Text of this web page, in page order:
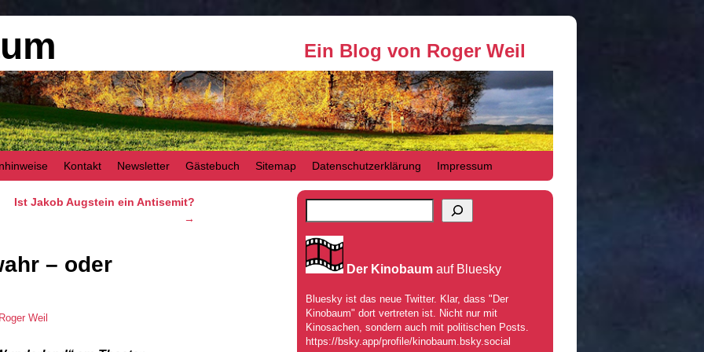
Ein Blog von Roger Weil
Kontakt Newsletter Gästebuch Sitemap Datenschutzerklärung Impressum
Ist Jakob Augstein ein Antisemit?
→
– oder
Roger Weil
Der Kinobaumauf Bluesky
Bluesky ist das neue Twitter. Klar, dass "Der
Kinobaum" dort vertreten ist. Nicht nur mit
Kinosachen, sondern auch mit politischen Posts.
https://bsky.app/profile/kinobaum.bsky.social